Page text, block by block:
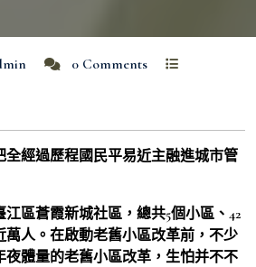
0 Comments
全經過歷程國民平易近主融進城市管
江區蒼霞新城社區，總共5個小區、42
萬人。在啟動老舊小區改革前，不少
夜體量的老舊小區改革，生怕并不不